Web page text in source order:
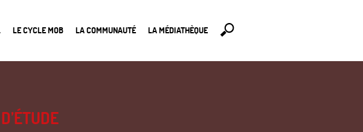
LE CYCLE MOB LA COMMUNAUTÉ LA MÉDIATHÈQUE